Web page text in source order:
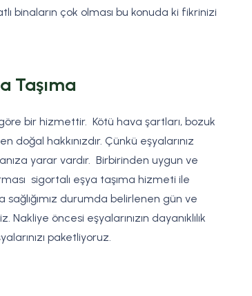
binaların çok olması bu konuda ki fikrinizi
Taşıma
bir hizmettir. Kötü hava şartları, bozuk
hakkınızdır. Çünkü eşyalarınız
yarar vardır. Birbirinden uygun ve
sigortalı eşya taşıma hizmeti ile
sağlığımız durumda belirlenen gün ve
öncesi eşyalarınızın dayanıklılık
paketliyoruz.